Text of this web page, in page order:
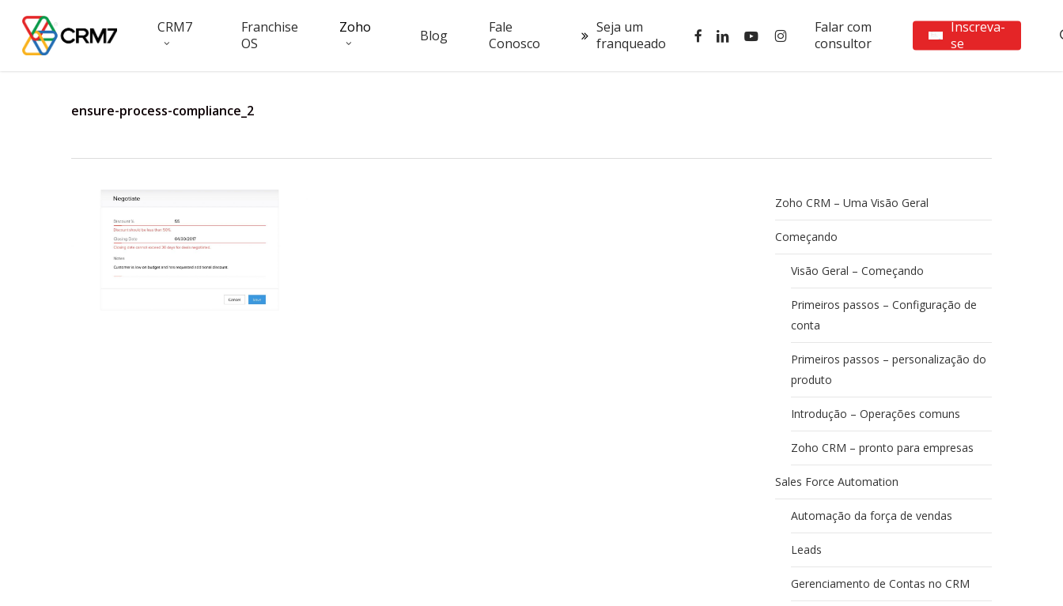
main
CRM7
Franchise
OS
Zoho Blog
Fale
Conosco
Seja um
franqueado
Falar com
consultor
Inscreva-
se
facebooklinkedinyoutubeinstagram
ensure-process-compliance_2
Zoho CRM – Uma Visão Geral
Começando
Visão Geral – Começando
Primeiros passos – Configuração de
conta
Primeiros passos – personalização do
produto
Introdução – Operações comuns
Zoho CRM – pronto para empresas
Sales Force Automation
Automação da força de vendas
Leads
Gerenciamento de Contas no CRM